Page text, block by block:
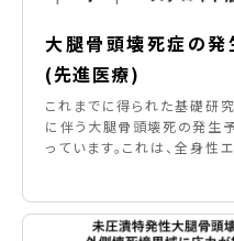
大腿骨頭壊死症の発
(先進医療)
これまでに得られた基礎研
に伴う大腿骨頭壊死の発生
っています。これは、全身
生の有無を評価する全国12
験で、骨壊死予防効果の検